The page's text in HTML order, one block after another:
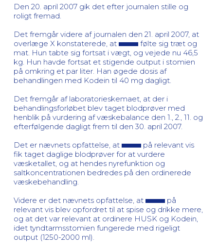
Den 20. april 2007 gik det efter journalen stille og
roligt fremad.
Det fremgår videre af journalen den 21. april 2007, at
overlæge X konstaterede, at
følte sig træt og
mat. Hun tabte sig fortsat i vægt, og vejede nu 46,5
kg. Hun havde fortsat et stigende output i stomien
på omkring et par liter. Han øgede dosis af
behandlingen med Kodein til 40 mg dagligt.
Det fremgår af laboratorieskemaet, at der i
behandlingsforløbet blev taget blodprøver med
henblik på vurdering af væskebalance den 1., 2., 11. og
efterfølgende dagligt frem til den 30. april 2007.
Det er nævnets opfattelse, at
på relevant vis
fik taget daglige blodprøver for at vurdere
væsketallet, og at hendes nyrefunktion og
saltkoncentrationen bedredes på den ordinerede
væskebehandling.
Videre er det nævnets opfattelse, at
på
relevant vis blev opfordret til at spise og drikke mere,
og at det var relevant at ordinere HUSK og Kodein,
idet tyndtarmsstomien fungerede med rigeligt
output (1250-2000 ml).